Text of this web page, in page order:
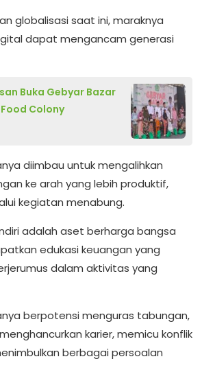
globalisasi saat ini, maraknya
dapat mengancam generasi
Buka Gebyar Bazar
Colony
diimbau untuk mengalihkan
ke arah yang lebih produktif,
kegiatan menabung.
adalah aset berharga bangsa
edukasi keuangan yang
dalam aktivitas yang
berpotensi menguras tabungan,
karier, memicu konflik
berbagai persoalan